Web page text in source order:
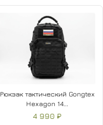
Рюкзак тактический Gongtex
Hexagon 14...
4 990 ₽